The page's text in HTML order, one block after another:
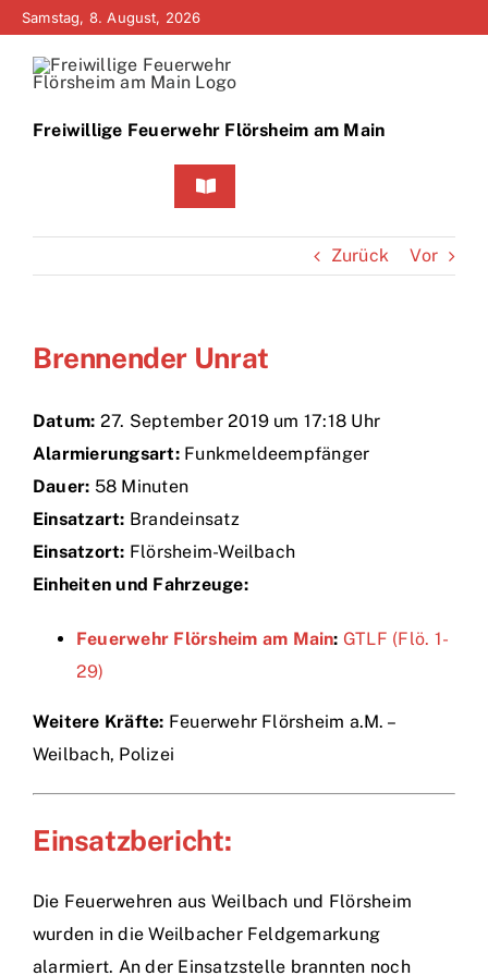
Zum
springen
Samstag, 8. August, 2026
Freiwillige Feuerwehr Flörsheim am Main
Toggle
Home
Bürgerinfo
Über uns
Technik
Zurück Vor
Brennender Unrat
Datum: 27. September 2019 um 17:18 Uhr
Alarmierungsart:Funkmeldeempfänger
Dauer: 58 Minuten
Einsatzart: Brandeinsatz
Einsatzort: Flörsheim-Weilbach
Einheiten und Fahrzeuge:
Feuerwehr Flörsheim am Main: GTLF (Flö. 1-
29)
Weitere Kräfte: Feuerwehr Flörsheim a.M. –
Weilbach, Polizei
Einsatzbericht:
Die Feuerwehren aus Weilbach und Flörsheim
wurden in die Weilbacher Feldgemarkung
alarmiert. An der Einsatzstelle brannten noch